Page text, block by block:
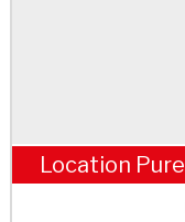
Location Pure